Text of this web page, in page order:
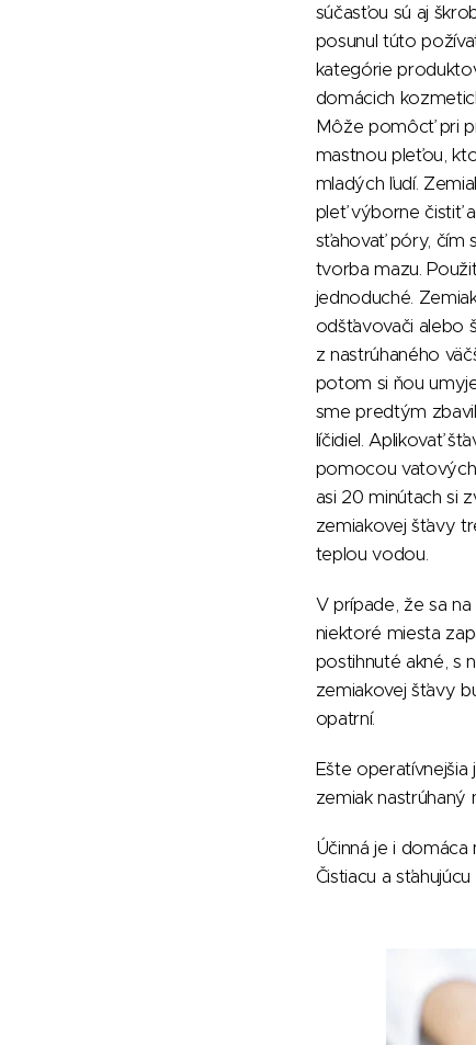
súčasťou sú aj
posunul túto
kategórie
domácich
Môže pomôcť pri
mastnou pleťou,
mladých ľudí.
pleť výborne čistiť
sťahovať póry, čím
tvorba mazu.
jednoduché.
odšťavovači alebo
z nastrúhaného
potom si ňou
sme predtým
líčidiel. Aplikovať
pomocou
asi 20 minútach si
zemiakovej šťavy
teplou vodou.
V prípade, že sa
niektoré miesta
postihnuté akné, s
zemiakovej šťavy
opatrní.
Ešte
zemiak nastrúhaný
Účinná je i
Čistiacu a